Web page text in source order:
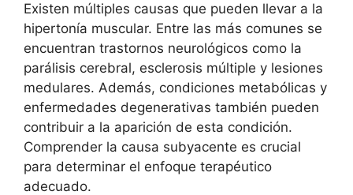
Existen múltiples causas que pueden llevar a la
hipertonía muscular. Entre las más comunes se
encuentran trastornos neurológicos como la
parálisis cerebral, esclerosis múltiple y lesiones
medulares. Además, condiciones metabólicas y
enfermedades degenerativas también pueden
contribuir a la aparición de esta condición.
Comprender la causa subyacente es crucial
para determinar el enfoque terapéutico
adecuado.